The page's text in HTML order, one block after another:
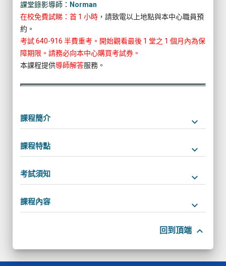
課堂錄影導師： Norman
在校免費試睇：首 1 小時 ，請致電以上地點與本中心職員預
約。
考試 640-916 半費重考。開始觀看最後 1 堂之 1 個月內為保
障期限。請務必向本中心購買考試券。
本課程提供導師解答服務。
課程簡介 keyboard_arrow_down
課程特點 keyboard_arrow_down
考試須知 keyboard_arrow_down
課程內容 keyboard_arrow_down
回到頂端 keyboard_arrow_up